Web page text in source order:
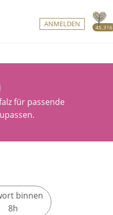
45.316
ANMELDEN
für passende
binnen
8h